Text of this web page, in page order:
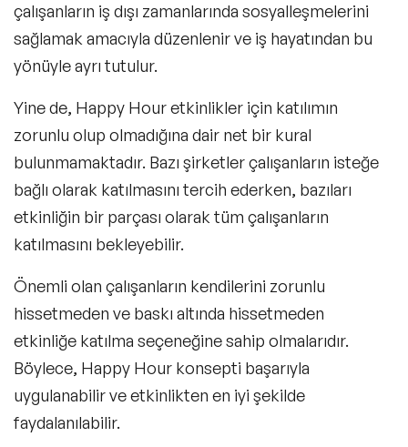
çalışanların iş dışı zamanlarında sosyalleşmelerini
sağlamak amacıyla düzenlenir ve iş hayatından bu
yönüyle ayrı tutulur.
Yine de, Happy Hour etkinlikler için katılımın
zorunlu olup olmadığına dair net bir kural
bulunmamaktadır. Bazı şirketler çalışanların isteğe
bağlı olarak katılmasını tercih ederken, bazıları
etkinliğin bir parçası olarak tüm çalışanların
katılmasını bekleyebilir.
Önemli olan çalışanların kendilerini zorunlu
hissetmeden ve baskı altında hissetmeden
etkinliğe katılma seçeneğine sahip olmalarıdır.
Böylece, Happy Hour konsepti başarıyla
uygulanabilir ve etkinlikten en iyi şekilde
faydalanılabilir.